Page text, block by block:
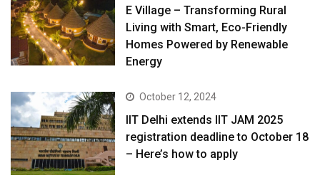
E Village – Transforming Rural
Living with Smart, Eco-Friendly
Homes Powered by Renewable
Energy
October 12, 2024
IIT Delhi extends IIT JAM 2025
registration deadline to October 18
– Here’s how to apply